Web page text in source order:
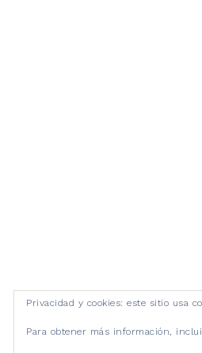
Privacidad y cookies: este sitio usa
Para obtener más información,